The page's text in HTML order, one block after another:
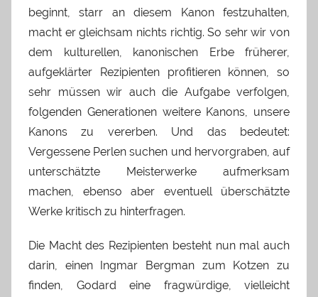
beginnt, starr an diesem Kanon festzuhalten,
macht er gleichsam nichts richtig. So sehr wir von
dem kulturellen, kanonischen Erbe früherer,
aufgeklärter Rezipienten profitieren können, so
sehr müssen wir auch die Aufgabe verfolgen,
folgenden Generationen weitere Kanons, unsere
Kanons zu vererben. Und das bedeutet:
Vergessene Perlen suchen und hervorgraben, auf
unterschätzte Meisterwerke aufmerksam
machen, ebenso aber eventuell überschätzte
Werke kritisch zu hinterfragen.
Die Macht des Rezipienten besteht nun mal auch
darin, einen Ingmar Bergman zum Kotzen zu
finden, Godard eine fragwürdige, vielleicht